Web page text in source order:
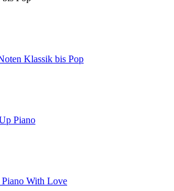
Klassik bis Pop
Piano
With Love